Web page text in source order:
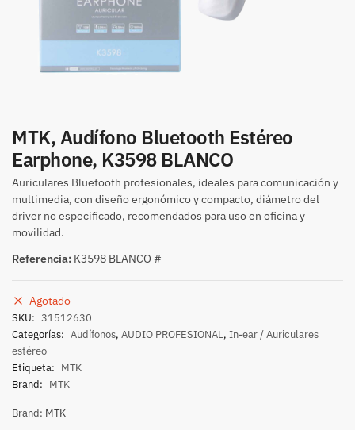
MTK, Audífono Bluetooth Estéreo
Earphone, K3598 BLANCO
Auriculares Bluetooth profesionales, ideales para comunicación y
multimedia, con diseño ergonómico y compacto, diámetro del
driver no especificado, recomendados para uso en oficina y
movilidad.
Referencia: K3598 BLANCO #
Agotado
SKU: 31512630
Categorías: Audífonos, AUDIO PROFESIONAL, In-ear / Auriculares
estéreo
Etiqueta: MTK
Brand: MTK
Brand: MTK